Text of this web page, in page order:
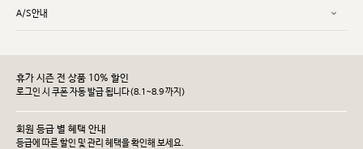
A/S안내
휴가 시즌 전 상품 10% 할인
로그인 시 쿠폰 자동 발급 됩니다(8.1~8.9 까지)
회원 등급 별 혜택 안내
등급에 따른 할인 및 관리 헤택을 확인해 보세요.